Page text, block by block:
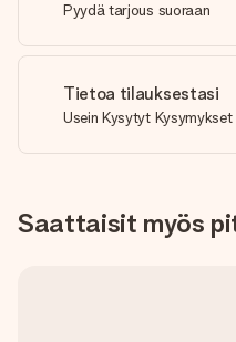
Pyydä tarjous suoraan
Tietoa tilauksestasi
Usein Kysytyt Kysymykset
Saattaisit myös